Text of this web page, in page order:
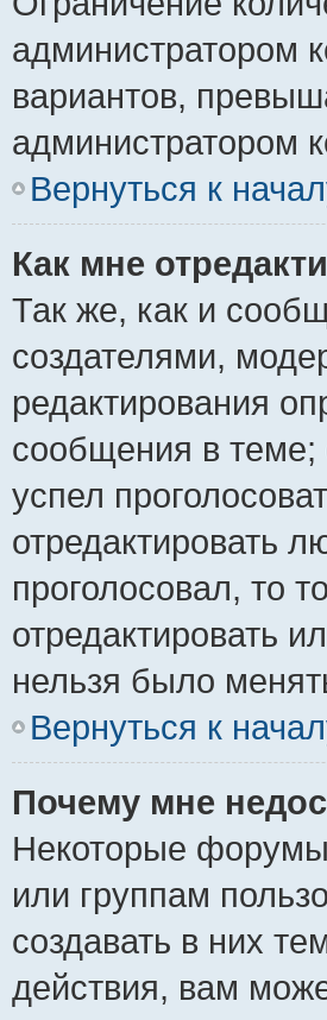
администратором
вариантов,
администратором
Вернуться к
Как мне
Так же, как и
создателями,
редактирования
сообщения в теме;
успел
отредактировать
проголосовал, то
отредактировать
нельзя было
Вернуться к
Почему мне
Некоторые
или группам
создавать в них
действия, вам